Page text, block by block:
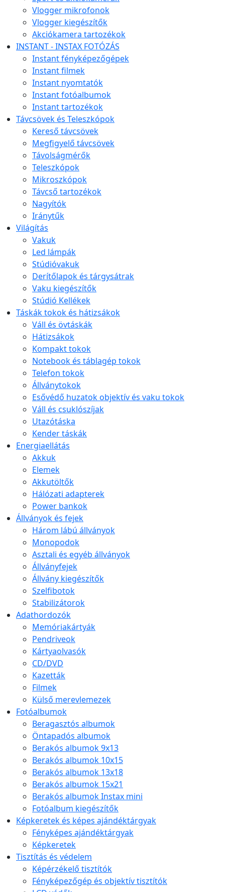
Vlogger mikrofonok
Vlogger kiegészítők
Akciókamera tartozékok
INSTANT - INSTAX FOTÓZÁS
Instant fényképezőgépek
Instant filmek
Instant nyomtatók
Instant fotóalbumok
Instant tartozékok
Távcsövek és Teleszkópok
Kereső távcsövek
Megfigyelő távcsövek
Távolságmérők
Teleszkópok
Mikroszkópok
Távcső tartozékok
Nagyítók
Iránytűk
Világítás
Vakuk
Led lámpák
Stúdióvakuk
Derítőlapok és tárgysátrak
Vaku kiegészítők
Stúdió Kellékek
Táskák tokok és hátizsákok
Váll és övtáskák
Hátizsákok
Kompakt tokok
Notebook és táblagép tokok
Telefon tokok
Állványtokok
Esővédő huzatok objektív és vaku tokok
Váll és csuklószíjak
Utazótáska
Kender táskák
Energiaellátás
Akkuk
Elemek
Akkutöltők
Hálózati adapterek
Power bankok
Állványok és fejek
Három lábú állványok
Monopodok
Asztali és egyéb állványok
Állványfejek
Állvány kiegészítők
Szelfibotok
Stabilizátorok
Adathordozók
Memóriakártyák
Pendriveok
Kártyaolvasók
CD/DVD
Kazetták
Filmek
Külső merevlemezek
Fotóalbumok
Beragasztós albumok
Öntapadós albumok
Berakós albumok 9x13
Berakós albumok 10x15
Berakós albumok 13x18
Berakós albumok 15x21
Berakós albumok Instax mini
Fotóalbum kiegészítők
Képkeretek és képes ajándéktárgyak
Fényképes ajándéktárgyak
Képkeretek
Tisztítás és védelem
Képérzékelő tisztítók
Fényképezőgép és objektív tisztítók